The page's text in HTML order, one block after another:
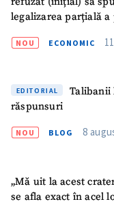
legalizarea parțială
NOU ECONOMIC
EDITORIAL
Talibanii
răspunsuri
NOU BLOG 8
„Mă uit la acest
se afla exact în acel